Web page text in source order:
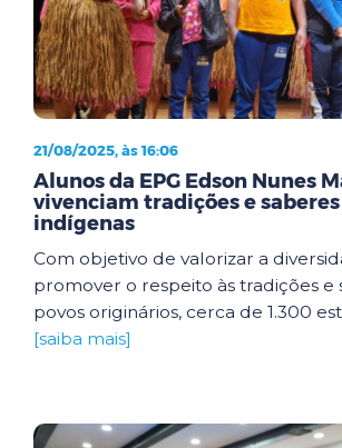
21/08/2025, às 16:06
Alunos da EPG Edson Nunes
vivenciam tradições e saberes
indígenas
Com objetivo de valorizar a
promover o respeito às tradições e
povos originários, cerca de 1.300
[saiba mais]